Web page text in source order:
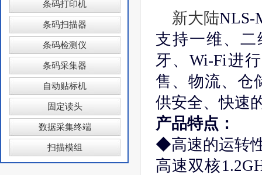
条码打印机
条码扫描器
条码检测仪
条码采集器
自动贴标机
固定读头
数据采集终端
扫描模组
新大陆NLS-
支持一维、
牙、Wi-Fi进
售、物流、仓
供安全、快速
产品特点：
◆高速的运转
高速双核